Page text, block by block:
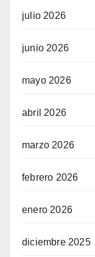
julio 2026
junio 2026
mayo 2026
abril 2026
marzo 2026
febrero 2026
enero 2026
diciembre 2025